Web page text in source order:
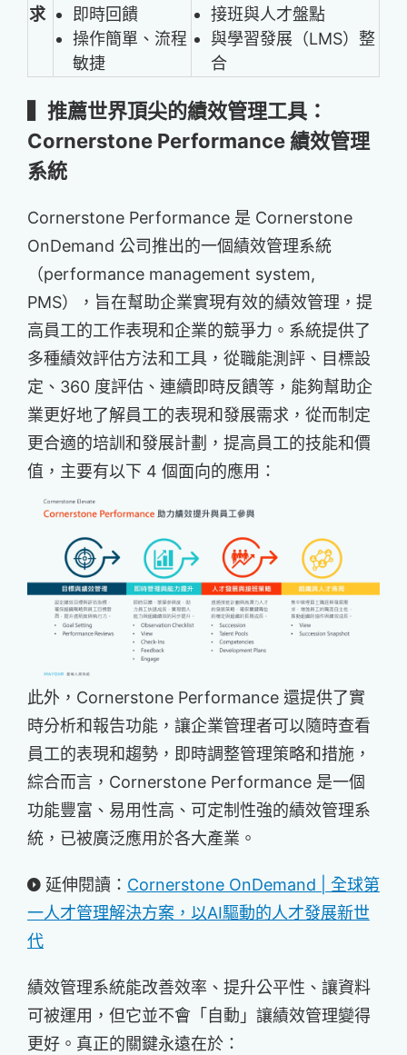
求
即時回饋
操作簡單、流程
敏捷
接班與人才盤點
與學習發展（LMS）整
合
▍推薦世界頂尖的績效管理工具：
Cornerstone Performance 績效管理
系統
Cornerstone Performance 是 Cornerstone
OnDemand 公司推出的一個績效管理系統
（performance management system,
PMS），旨在幫助企業實現有效的績效管理，提
高員工的工作表現和企業的競爭力。系統提供了
多種績效評估方法和工具，從職能測評、目標設
定、360 度評估、連續即時反饋等，能夠幫助企
業更好地了解員工的表現和發展需求，從而制定
更合適的培訓和發展計劃，提高員工的技能和價
值，主要有以下 4 個面向的應用：
此外，Cornerstone Performance 還提供了實
時分析和報告功能，讓企業管理者可以隨時查看
員工的表現和趨勢，即時調整管理策略和措施，
綜合而言，Cornerstone Performance 是一個
功能豐富、易用性高、可定制性強的績效管理系
統，已被廣泛應用於各大產業。
延伸閱讀： Cornerstone OnDemand | 全球第
一人才管理解決方案，以AI驅動的人才發展新世
代
績效管理系統能改善效率、提升公平性、讓資料
可被運用，但它並不會「自動」讓績效管理變得
更好。真正的關鍵永遠在於：